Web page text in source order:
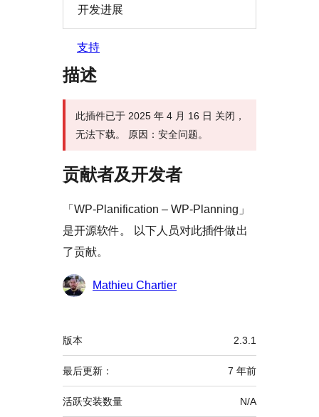
开发进展
支持
描述
此插件已于 2025 年 4 月 16 日 关闭，
无法下载。 原因：安全问题。
贡献者及开发者
「WP-Planification – WP-Planning」
是开源软件。 以下人员对此插件做出
了贡献。
贡
Mathieu Chartier
额
外
信
息
版本 2.3.1
最后更新： 7 年前
活跃安装数量 N/A